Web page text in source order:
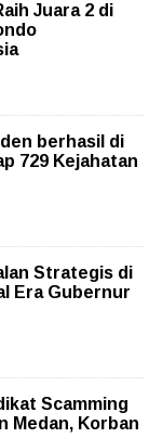
Juara 2 di
berhasil di
729 Kejahatan
Strategis di
Era Gubernur
Scamming
Medan, Korban